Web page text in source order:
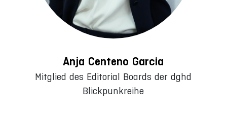
Anja Centeno Garcia
Mitglied des Editorial Boards der dghd
Blickpunkreihe